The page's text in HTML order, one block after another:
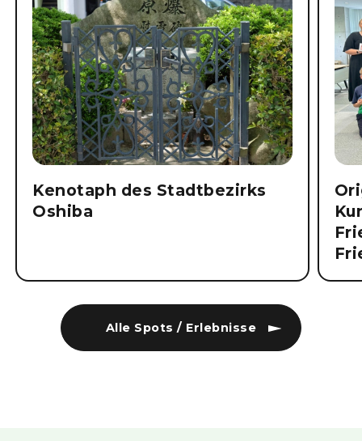
Alle Spots / Erlebnisse
Kenotaph des Stadtbezirks
Oshiba